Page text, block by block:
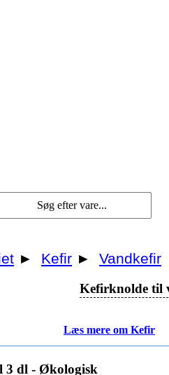
► Kefir ► Vandkefir
Kefirknolde til
Læs mere om Kefir
3 dl - Økologisk